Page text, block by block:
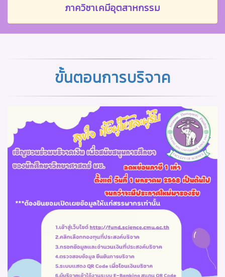
ภาควิชาเคมีอุตสาหกรรม
ขั้นตอนการบริจาค